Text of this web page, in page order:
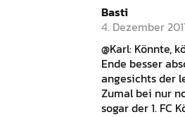
Basti
4. Dezember
@Karl: Könnte,
Ende besser
angesichts der
Zumal bei nur
sogar der 1. FC